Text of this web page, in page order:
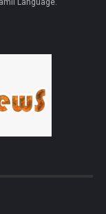
Language.